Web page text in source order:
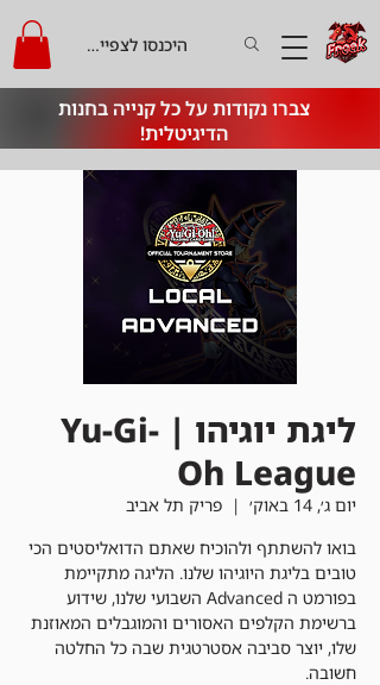
צברו נקודות על כל קנייה בחנות
הדיגיטלית!
היכנסו לצפייה בקרדיט
ליגת יוגיהו | Yu-Gi-
Oh League
יום ג׳, 14 באוק׳
  |
פריק תל אביב
בואו להשתתף ולהוכיח שאתם הדואליסטים הכי
טובים בליגת היוגיהו שלנו. הליגה מתקיימת
בפורמט ה Advanced השבועי שלנו, שידוע
ברשימת הקלפים האסורים והמוגבלים המאוזנת
שלו, יוצר סביבה אסטרטגית שבה כל החלטה
חשובה.